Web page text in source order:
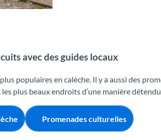
avec des guides locaux
populaires en calèche. Il y a aussi des
plus beaux endroits d’une manière
Promenades culturelles